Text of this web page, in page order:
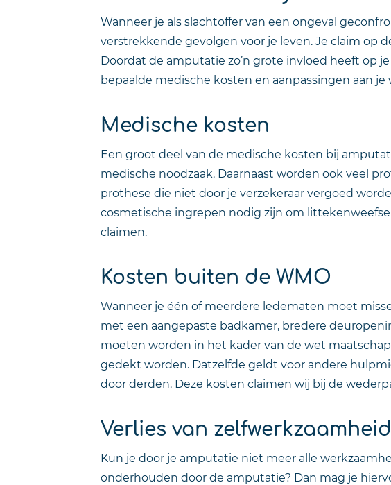
Wanneer je als slachtoffer van een ongeval
verstrekkende gevolgen voor je leven. Je claim op
Doordat de amputatie zo’n grote invloed heeft op je
bepaalde medische kosten en aanpassingen aan
Medische kosten
Een groot deel van de medische kosten bij
medische noodzaak. Daarnaast worden ook veel
prothese die niet door je verzekeraar vergoed
cosmetische ingrepen nodig zijn om
claimen.
Kosten buiten de WMO
Wanneer je één of meerdere ledematen moet
met een aangepaste badkamer, bredere
moeten worden in het kader van de wet
gedekt worden. Datzelfde geldt voor andere
door derden. Deze kosten claimen wij bij de
Verlies van zelfwerkzaamheid
Kun je door je amputatie niet meer alle
onderhouden door de amputatie? Dan mag je